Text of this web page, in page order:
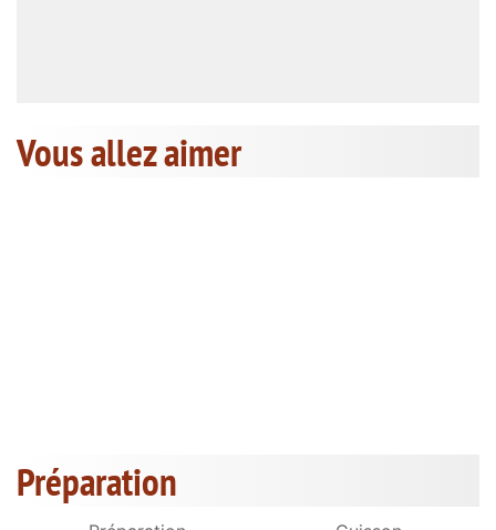
Vous allez aimer
Préparation